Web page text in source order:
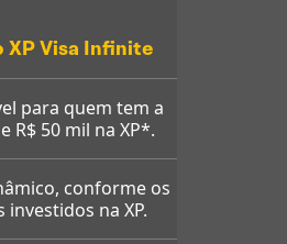
XP Visa Infinite
para quem tem a
R$ 50 mil na XP*.
conforme os
investidos na XP.